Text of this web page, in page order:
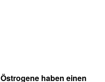
Östrogene haben einen